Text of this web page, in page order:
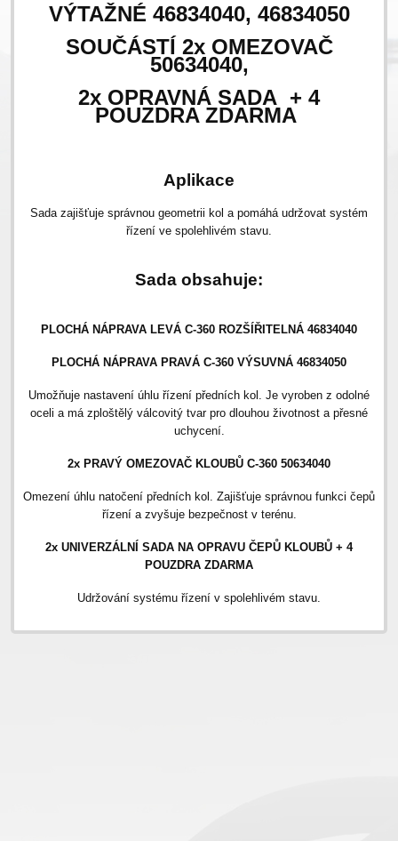
VÝTAŽNÉ 46834040, 46834050
SOUČÁSTÍ 2x OMEZOVAČ
50634040,
2x OPRAVNÁ SADA + 4
POUZDRA ZDARMA
Aplikace
Sada zajišťuje správnou geometrii kol a pomáhá udržovat systém
řízení ve spolehlivém stavu.
Sada obsahuje:
PLOCHÁ NÁPRAVA LEVÁ C-360 ROZŠÍŘITELNÁ 46834040
PLOCHÁ NÁPRAVA PRAVÁ C-360 VÝSUVNÁ 46834050
Umožňuje nastavení úhlu řízení předních kol. Je vyroben z odolné
oceli a má zploštělý válcovitý tvar pro dlouhou životnost a přesné
uchycení.
2x PRAVÝ OMEZOVAČ KLOUBŮ C-360 50634040
Omezení úhlu natočení předních kol. Zajišťuje správnou funkci čepů
řízení a zvyšuje bezpečnost v terénu.
2x UNIVERZÁLNÍ SADA NA OPRAVU ČEPŮ KLOUBŮ + 4
POUZDRA ZDARMA
Udržování systému řízení v spolehlivém stavu.